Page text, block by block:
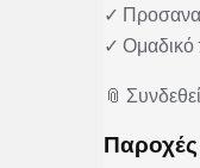
✓
✓ Ομαδικό
📎
Παροχές